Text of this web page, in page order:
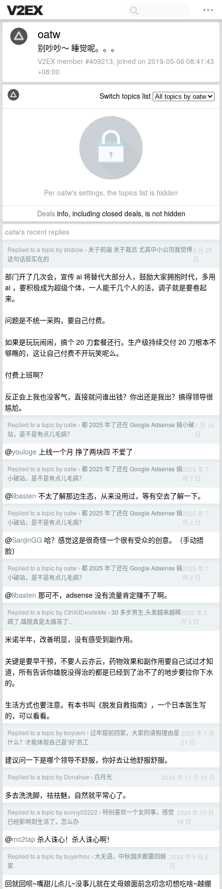
oatw
别吵吵～ 睡觉呢。。。
V2EX member #409213, joined on 2019-05-06 08:41:43
+08:00
Switch topics list
Per oatw's settings, the topics list is hidden
Dealsinfo, including closed deals, is not hidden
oatw's recent replies
Replied to a topic by shibow › 关于前端 关于裁员 尤其中小公司我觉得
这句话挺实在的
3 月 26
日
部门开了几次会，宣传 ai 将替代大部分人，鼓励大家拥抱时代，多用
ai ，要积极成为超级个体，一人能干几个人的活，调子就是要卷起
来。
问题是不统一采购，要自己付费。
如果是玩玩闹闹，搞个 20 刀套餐还行。生产级持续交付 20 刀根本不
够瞧的，这让自己付费不开玩笑呢么。
付费上班啊？
反正会上我也没客气，直接就问谁出钱？你出还是我出？搞得领导很
尴尬。
Replied to a topic by oatw › 都 2025 年了还在 Google Adsense 搞小破
站，是不是有点儿毛病？
1 月 16
日
@youloge 上线一个月 挣了两块四 不爱了
Replied to a topic by oatw › 都 2025 年了还在 Google Adsense 搞
小破站，是不是有点儿毛病？
2025 年 7
月 2 日
@libasten 不太了解那边生态，从来没用过，等有空去了解一下。
Replied to a topic by oatw › 都 2025 年了还在 Google Adsense 搞
小破站，是不是有点儿毛病？
2025 年 7
月 2 日
@SanjinGG 哈？感觉这是很奇怪一个很有受众的创意。（手动捂
脸）
Replied to a topic by oatw › 都 2025 年了还在 Google Adsense 搞
小破站，是不是有点儿毛病？
2025 年 7
月 2 日
@libasten 那可不，adsense 没有流量肯定赚不了啊。
Replied to a topic by CtrlAltDeleteMe › 30 多岁男生,头发越来越稀
疏了,雄脱真是太痛苦了...
2025 年 2
月 5 日
米诺半年，改善明显，没有感受到副作用。
关键是要早干预，不要人云亦云，药物效果和副作用要自己试过才知
道，所有告诉你雄脱没得治的都是已经到了治不了的地步要拉你下水
的。
生活方式也要注意。有本书叫《脱发自救指南》，一个日本医生写
的，可以看看。
Replied to a topic by boycem › 过年提前回家，大家的请假理由是
什么？才能体现自己是“好”员工
2025 年 1 月
21 日
建议问一下是哪个领导不舒服，你好去让他舒服舒服。
Replied to a topic by Donahue › 白月光 2024 年 12 月 19 日
多去洗洗脚，祛祛魅，自然就平常心了。
Replied to a topic by sunny02222 › 特别喜欢一个女同事，感觉
已经影响到生活了，怎么办
2024 年 10 月
16 日
@mc2tap 杀人诛心！杀人诛心啊！
Replied to a topic by buyerhou › 大无语，中秋国庆都要回娘
家
2024 年 9 月 5
日
回就回呗~嘴甜儿点儿~没事儿就在丈母娘面前念叨念叨想吃啥~越绷